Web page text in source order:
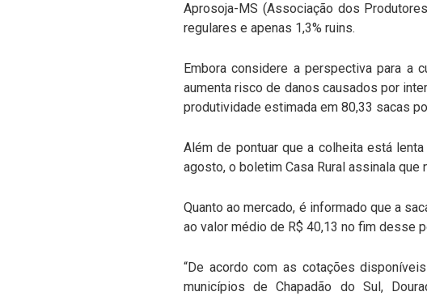
Aprosoja-MS (Associação dos
regulares e apenas 1,3% ruins.
Embora considere a perspectiva para a
aumenta risco de danos causados por
produtividade estimada em 80,33 sacas
Além de pontuar que a colheita está
agosto, o boletim Casa Rural assinala
Quanto ao mercado, é informado que a
ao valor médio de R$ 40,13 no fim desse
“De acordo com as cotações
municípios de Chapadão do Sul,